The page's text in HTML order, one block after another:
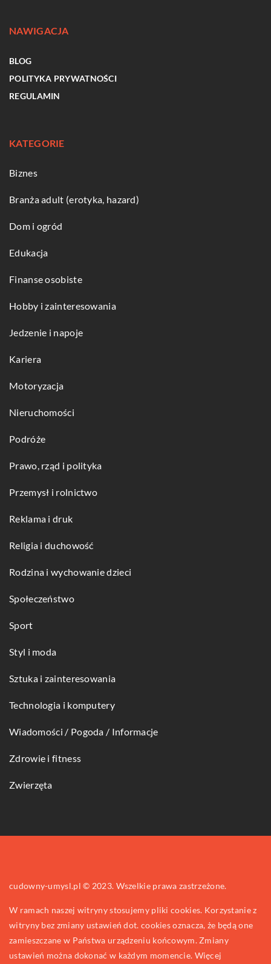
NAWIGACJA
BLOG
POLITYKA PRYWATNOŚCI
REGULAMIN
KATEGORIE
Biznes
Branża adult (erotyka, hazard)
Dom i ogród
Edukacja
Finanse osobiste
Hobby i zainteresowania
Jedzenie i napoje
Kariera
Motoryzacja
Nieruchomości
Podróże
Prawo, rząd i polityka
Przemysł i rolnictwo
Reklama i druk
Religia i duchowość
Rodzina i wychowanie dzieci
Społeczeństwo
Sport
Styl i moda
Sztuka i zainteresowania
Technologia i komputery
Wiadomości / Pogoda / Informacje
Zdrowie i fitness
Zwierzęta
cudowny-umysl.pl © 2023. Wszelkie prawa zastrzeżone.
W ramach naszej witryny stosujemy pliki cookies. Korzystanie z
witryny bez zmiany ustawień dot. cookies oznacza, że będą one
zamieszczane w Państwa urządzeniu końcowym. Zmiany
ustawień można dokonać w każdym momencie. Więcej